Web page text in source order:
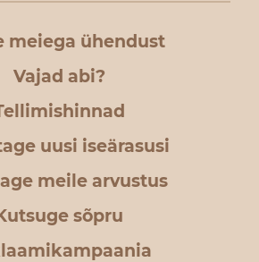
meiega ühendust
Vajad abi?
uusi iseärasusi
meile arvustus
sõpru